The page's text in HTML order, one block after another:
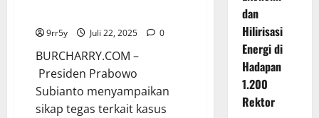
9rr5y Juli 22, 2025 0
BURCHARRY.COM –
Presiden Prabowo
Subianto menyampaikan
sikap tegas terkait kasus
dan
Hilirisasi
Energi di
Hadapan
1.200
Rektor